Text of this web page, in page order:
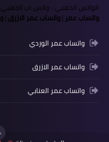
الواتس الذهبي-واتس اب الذهبي
واتساب عمر|واتساب عمر الازرق|
واتساب عمر الوردي
واتساب عمر الازرق
واتساب عمر العنابي